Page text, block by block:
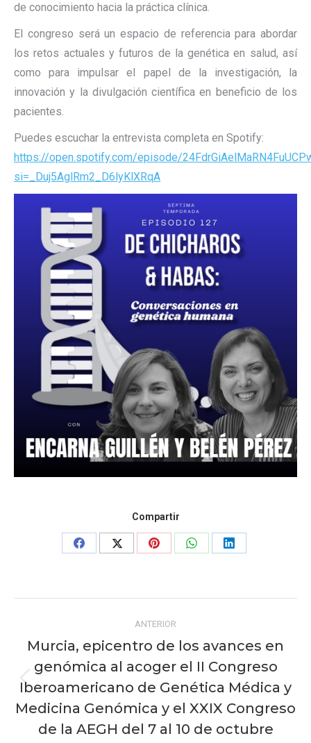
de conocimiento hacia la práctica clínica.
El congreso será un espacio de referencia para abordar
los retos actuales y futuros de la genética en salud, así
como para impulsar el papel de la investigación, la
innovación y la divulgación científica en beneficio de los
pacientes.
Puedes escuchar la entrevista completa en Spotify:
https://open.spotify.com/episode/
si=_Duj5AglRm2_D6lyKlXRqA
Compartir
Share
Share
Share
Share
Share
entre
publicaciones
ANTERIOR
Publicación
anterior:
Murcia, epicentro de los avances en
genómica al acoger el II Congreso
Iberoamericano de Genética Médica y
Medicina Genómica y el XXIX Congreso
de la AEGH del 7 al 10 de octubre